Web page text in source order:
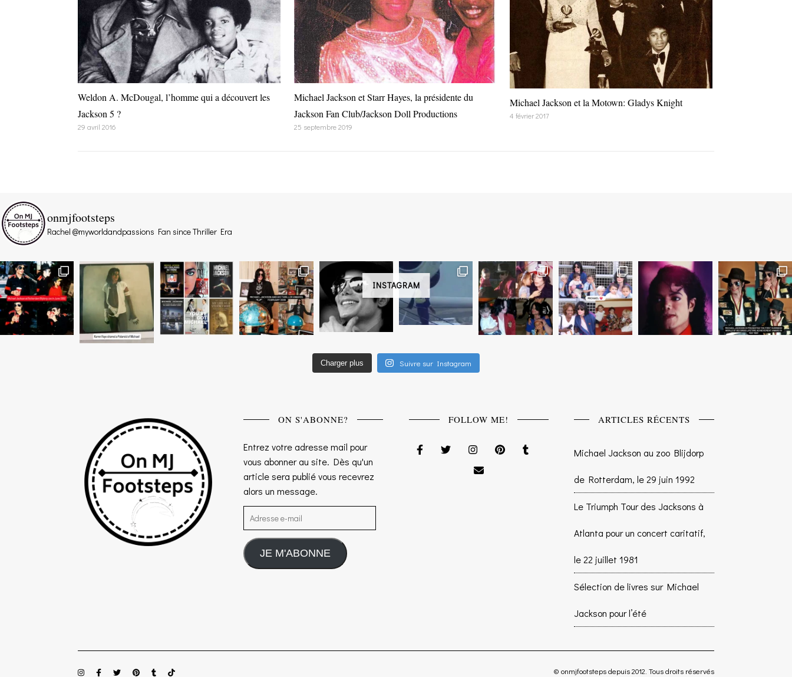
Weldon A. McDougal, l’homme qui a découvert les
Jackson 5 ?
29 avril 2016
Michael Jackson et Starr Hayes, la présidente du
Jackson Fan Club/Jackson Doll Productions
25 septembre 2019
Michael Jackson et la Motown: Gladys Knight
4 février 2017
INSTAGRAM
onmjfootsteps
Rachel @myworldandpassions Fan since Thriller Era
Charger plus Suivre sur Instagram
ON S'ABONNE?
Entrez votre adresse mail pour
vous abonner au site. Dès qu'un
article sera publié vous recevrez
alors un message.
Adresse e-mail
JE M'ABONNE
FOLLOW ME! ARTICLES RÉCENTS
Michael Jackson au zoo Blijdorp
de Rotterdam, le 29 juin 1992
Le Triumph Tour des Jacksons à
Atlanta pour un concert caritatif,
le 22 juillet 1981
Sélection de livres sur Michael
Jackson pour l’été
© onmjfootsteps depuis 2012. Tous droits réservés